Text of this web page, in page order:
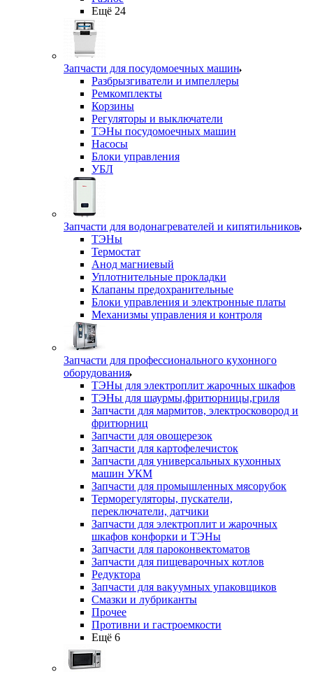
Ещё 24
Запчасти для посудомоечных машин
Разбрызгиватели и импеллеры
Ремкомплекты
Корзины
Регуляторы и выключатели
ТЭНы посудомоечных машин
Насосы
Блоки управления
УБЛ
Запчасти для водонагревателей и кипятильников
ТЭНы
Термостат
Анод магниевый
Уплотнительные прокладки
Клапаны предохранительные
Блоки управления и электронные платы
Механизмы управления и контроля
Запчасти для профессионального кухонного
оборудования
ТЭНы для электроплит жарочных шкафов
ТЭНы для шаурмы,фритюрницы,гриля
Запчасти для мармитов, электросковород и
фритюрниц
Запчасти для овощерезок
Запчасти для картофелечисток
Запчасти для универсальных кухонных
машин УКМ
Запчасти для промышленных мясорубок
Терморегуляторы, пускатели,
переключатели, датчики
Запчасти для электроплит и жарочных
шкафов конфорки и ТЭНы
Запчасти для пароконвектоматов
Запчасти для пищеварочных котлов
Редуктора
Запчасти для вакуумных упаковщиков
Смазки и лубриканты
Прочее
Противни и гастроемкости
Ещё 6